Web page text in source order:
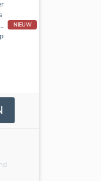
NIEUW